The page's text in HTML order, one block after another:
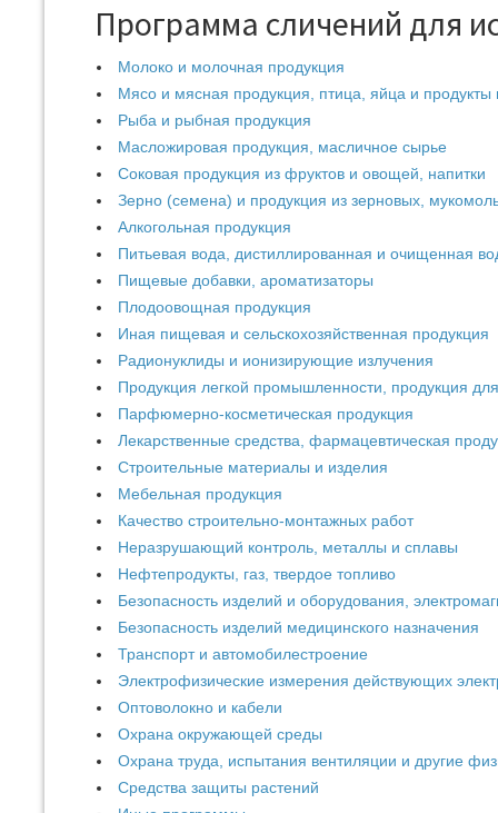
Программа сличений для
Молоко и молочная продукция
Мясо и мясная продукция, птица, яйца и продукты
Рыба и рыбная продукция
Масложировая продукция, масличное сырье
Соковая продукция из фруктов и овощей, напитки
Зерно (семена) и продукция из зерновых,
Алкогольная продукция
Питьевая вода, дистиллированная и очищенная
Пищевые добавки, ароматизаторы
Плодоовощная продукция
Иная пищевая и сельскохозяйственная продукция
Радионуклиды и ионизирующие излучения
Продукция легкой промышленности, продукция
Парфюмерно-косметическая продукция
Лекарственные средства, фармацевтическая
Строительные материалы и изделия
Мебельная продукция
Качество строительно-монтажных работ
Неразрушающий контроль, металлы и сплавы
Нефтепродукты, газ, твердое топливо
Безопасность изделий и оборудования,
Безопасность изделий медицинского назначения
Транспорт и автомобилестроение
Электрофизические измерения действующих
Оптоволокно и кабели
Охрана окружающей среды
Охрана труда, испытания вентиляции и другие
Средства защиты растений